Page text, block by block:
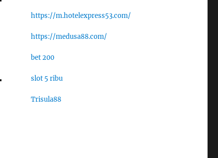
https://m.hotelexpress53.com/
https://medusa88.com/
bet 200
slot 5 ribu
Trisula88